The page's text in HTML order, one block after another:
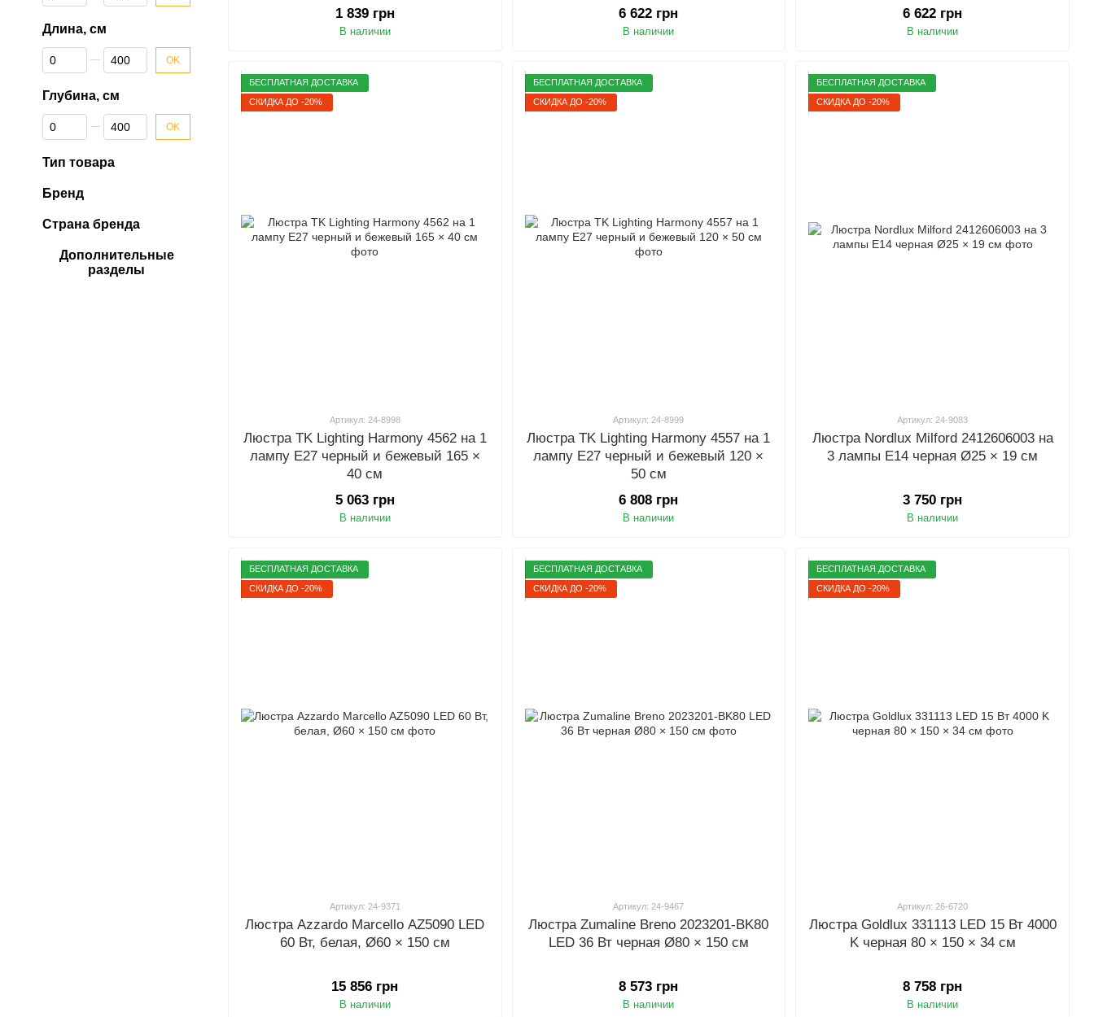
1 839 грн
В наличии
6 622 грн
В наличии
6 622 грн
В наличии
БЕСПЛАТНАЯ ДОСТАВКА
СКИДКА ДО -20%
Артикул: 24-8998
Люстра TK Lighting Harmony 4562 на 1
лампу E27 черный и бежевый 165 ×
40 см
5 063 грн
В наличии
БЕСПЛАТНАЯ ДОСТАВКА
СКИДКА ДО -20%
Артикул: 24-8999
Люстра TK Lighting Harmony 4557 на 1
лампу E27 черный и бежевый 120 ×
50 см
6 808 грн
В наличии
БЕСПЛАТНАЯ ДОСТАВКА
СКИДКА ДО -20%
Артикул: 24-9083
Люстра Nordlux Milford 2412606003 на
3 лампы E14 черная Ø25 × 19 см
3 750 грн
В наличии
БЕСПЛАТНАЯ ДОСТАВКА
СКИДКА ДО -20%
Артикул: 24-9371
Люстра Azzardo Marcello AZ5090 LED
60 Вт, белая, Ø60 × 150 см
15 856 грн
В наличии
БЕСПЛАТНАЯ ДОСТАВКА
СКИДКА ДО -20%
Артикул: 24-9467
Люстра Zumaline Breno 2023201-BK80
LED 36 Вт черная Ø80 × 150 см
8 573 грн
В наличии
БЕСПЛАТНАЯ ДОСТАВКА
СКИДКА ДО -20%
Артикул: 26-6720
Люстра Goldlux 331113 LED 15 Вт 4000
K черная 80 × 150 × 34 см
8 758 грн
В наличии
Длина, см
От Длина, см
До Длина, см OK
Глубина, см
От Глубина, см
До Глубина, см OK
Тип товара
Бренд
Страна бренда
Дополнительные
разделы